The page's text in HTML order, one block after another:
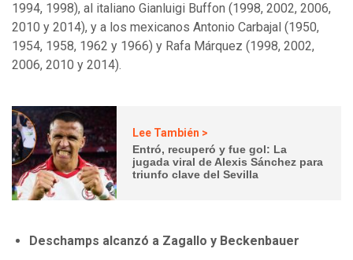
1994, 1998), al italiano Gianluigi Buffon (1998, 2002, 2006,
2010 y 2014), y a los mexicanos Antonio Carbajal (1950,
1954, 1958, 1962 y 1966) y Rafa Márquez (1998, 2002,
2006, 2010 y 2014).
Lee También >
Entró, recuperó y fue gol: La
jugada viral de Alexis Sánchez para
triunfo clave del Sevilla
Deschamps alcanzó a Zagallo y Beckenbauer